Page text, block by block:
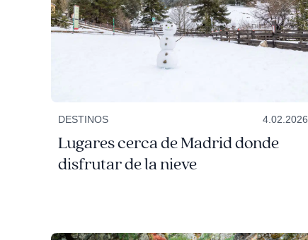
DESTINOS 4.02.2026
Lugares cerca de Madrid donde
disfrutar de la nieve